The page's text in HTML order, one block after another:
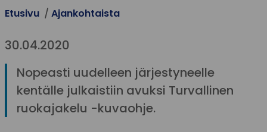
Etusivu Ajankohtaista
30.04.2020
Nopeasti uudelleen järjestyneelle
kentälle julkaistiin avuksi Turvallinen
ruokajakelu -kuvaohje.